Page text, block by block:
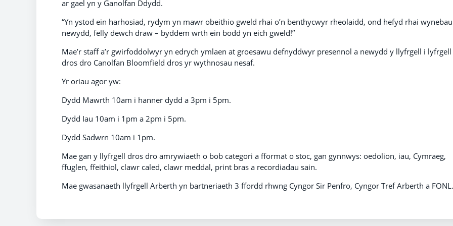
ar gael yn y Ganolfan Ddydd.
“Yn ystod ein harhosiad, rydym yn mawr obeithio gweld rhai o’n benthycwyr rheolaidd, ond hefyd rhai wynebau
newydd, felly dewch draw – byddem wrth ein bodd yn eich gweld!”
Mae’r staff a’r gwirfoddolwyr yn edrych ymlaen at groesawu defnyddwyr presennol a newydd y llyfrgell i lyfrgell
dros dro Canolfan Bloomfield dros yr wythnosau nesaf.
Yr oriau agor yw:
Dydd Mawrth 10am i hanner dydd a 3pm i 5pm.
Dydd Iau 10am i 1pm a 2pm i 5pm.
Dydd Sadwrn 10am i 1pm.
Mae gan y llyfrgell dros dro amrywiaeth o bob categori a fformat o stoc, gan gynnwys: oedolion, iau, Cymraeg,
ffuglen, ffeithiol, clawr caled, clawr meddal, print bras a recordiadau sain.
Mae gwasanaeth llyfrgell Arberth yn bartneriaeth 3 ffordd rhwng Cyngor Sir Penfro, Cyngor Tref Arberth a FONL.